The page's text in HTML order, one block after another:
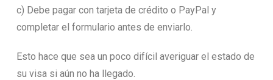
c) Debe pagar con tarjeta de crédito o PayPal y
completar el formulario antes de enviarlo.
Esto hace que sea un poco difícil averiguar el estado de
su visa si aún no ha llegado.